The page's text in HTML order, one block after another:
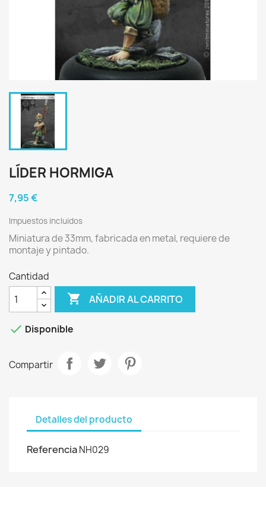
LÍDER HORMIGA
7,95 €
Impuestos incluidos
Miniatura de 33mm, fabricada en metal, requiere de
montaje y pintado.
Cantidad
 AÑADIR AL CARRITO
 Disponible
Compartir
Detalles del producto
ReferenciaNH029